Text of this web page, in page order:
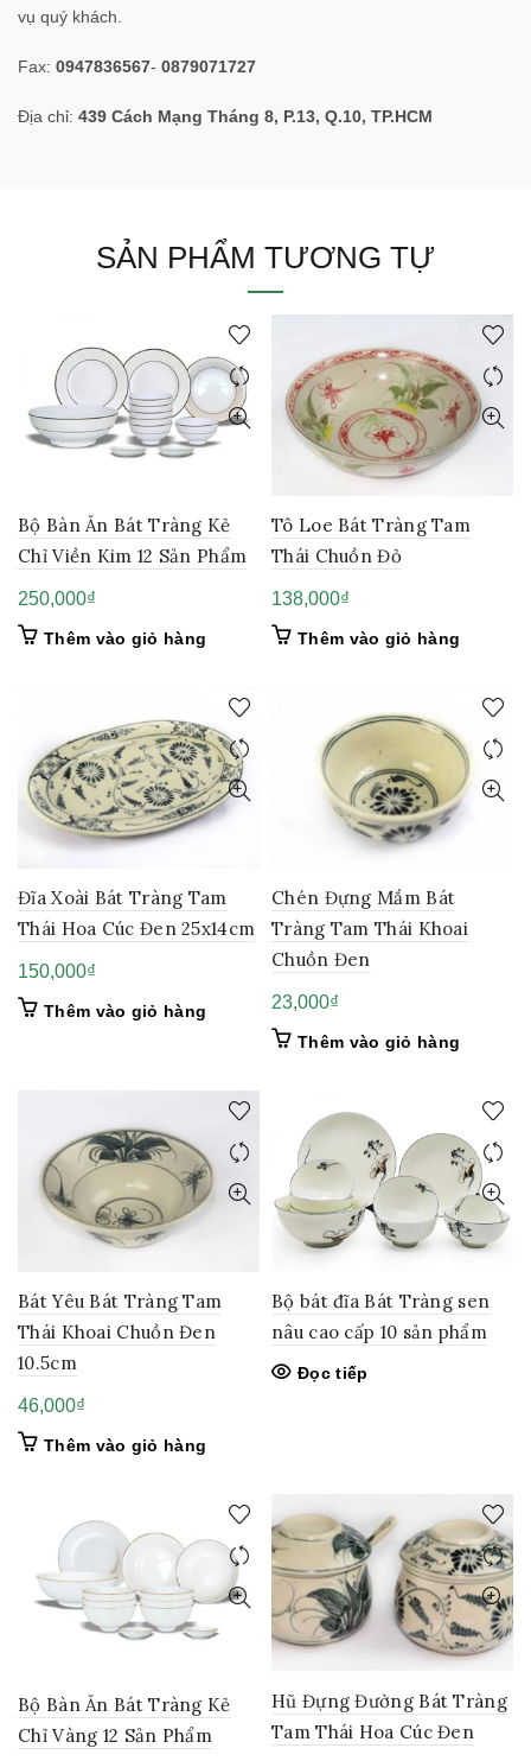
vụ quý khách.
Fax: 0947836567- 0879071727
Địa chỉ: 439 Cách Mạng Tháng 8, P.13, Q.10, TP.HCM
SẢN PHẨM TƯƠNG TỰ
Bộ Bàn Ăn Bát Tràng Kẻ
Chỉ Viền Kim 12 Sản Phẩm
250,000₫
Thêm vào giỏ hàng
Tô Loe Bát Tràng Tam
Thái Chuồn Đỏ
138,000₫
Thêm vào giỏ hàng
Đĩa Xoài Bát Tràng Tam
Thái Hoa Cúc Đen 25x14cm
150,000₫
Thêm vào giỏ hàng
Chén Đựng Mắm Bát
Tràng Tam Thái Khoai
Chuồn Đen
23,000₫
Thêm vào giỏ hàng
Bát Yêu Bát Tràng Tam
Thái Khoai Chuồn Đen
10.5cm
46,000₫
Thêm vào giỏ hàng
Bộ bát đĩa Bát Tràng sen
nâu cao cấp 10 sản phẩm
Đọc tiếp
Bộ Bàn Ăn Bát Tràng Kẻ
Chỉ Vàng 12 Sản Phẩm
Hũ Đựng Đường Bát Tràng
Tam Thái Hoa Cúc Đen